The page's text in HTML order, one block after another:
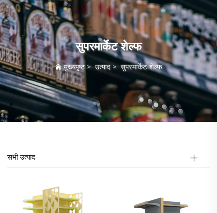
सुपरमार्केट शेल्फ
मुख्यपृष्ठ>उत्पाद >सुपरमार्केट शेल्फ
सभी उत्पाद